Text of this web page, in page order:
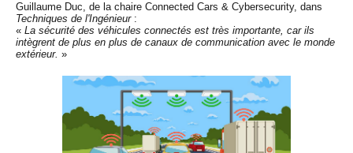
Guillaume Duc, de la chaire Connected Cars & Cybersecurity, dans
Techniques de l'Ingénieur:
« La sécurité des véhicules connectés est très importante, car ils
intègrent de plus en plus de canaux de communication avec le monde
extérieur. »